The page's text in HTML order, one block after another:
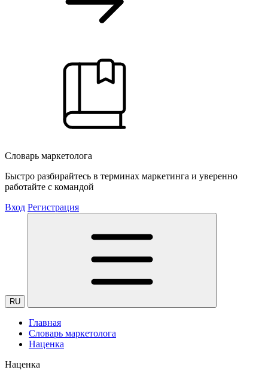
Словарь маркетолога
Быстро разбирайтесь в терминах маркетинга и уверенно
работайте с командой
Вход Регистрация
RU
Главная
Словарь маркетолога
Наценка
Наценка